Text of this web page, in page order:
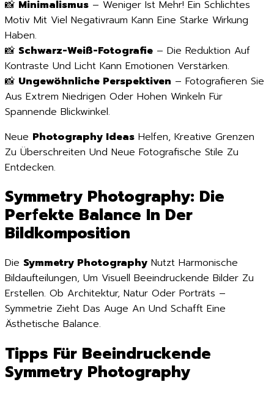
📸 Minimalismus – Weniger Ist Mehr! Ein Schlichtes
Motiv Mit Viel Negativraum Kann Eine Starke Wirkung
Haben.
📸 Schwarz-Weiß-Fotografie – Die Reduktion Auf
Kontraste Und Licht Kann Emotionen Verstärken.
📸 Ungewöhnliche Perspektiven – Fotografieren Sie
Aus Extrem Niedrigen Oder Hohen Winkeln Für
Spannende Blickwinkel.
Neue Photography Ideas Helfen, Kreative Grenzen
Zu Überschreiten Und Neue Fotografische Stile Zu
Entdecken.
Symmetry Photography: Die
Perfekte Balance In Der
Bildkomposition
Die Symmetry Photography Nutzt Harmonische
Bildaufteilungen, Um Visuell Beeindruckende Bilder Zu
Erstellen. Ob Architektur, Natur Oder Porträts –
Symmetrie Zieht Das Auge An Und Schafft Eine
Ästhetische Balance.
Tipps Für Beeindruckende
Symmetry Photography